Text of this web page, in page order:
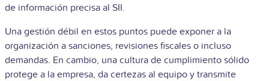
de información precisa al SII.
Una gestión débil en estos puntos puede exponer a la
organización a sanciones, revisiones fiscales o incluso
demandas. En cambio, una cultura de cumplimiento sólido
protege a la empresa, da certezas al equipo y transmite